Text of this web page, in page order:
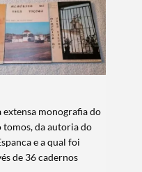
monografia do
tomos, da autoria do
e a qual foi
de 36 cadernos